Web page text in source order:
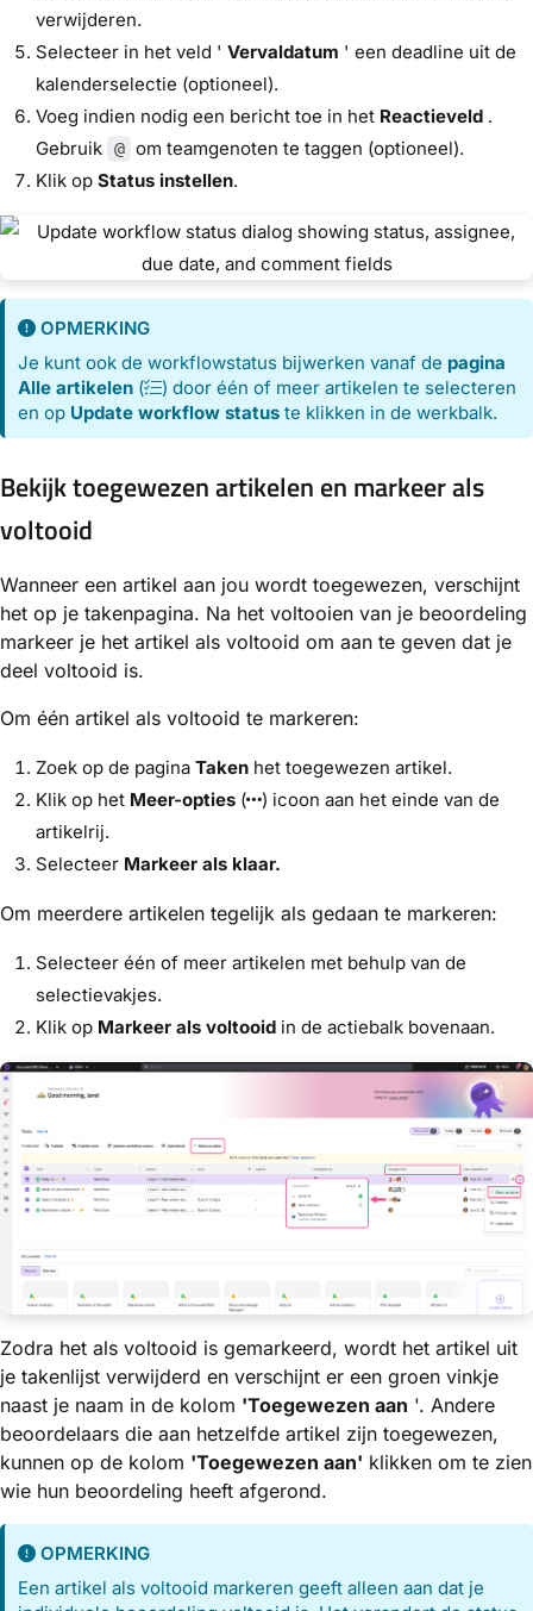
verwijderen.
Selecteer in het veld ' Vervaldatum ' een deadline uit de
kalenderselectie (optioneel).
Voeg indien nodig een bericht toe in het Reactieveld .
Gebruik @ om teamgenoten te taggen (optioneel).
Klik op Status instellen.
OPMERKING
Je kunt ook de workflowstatus bijwerken vanaf de pagina
Alle artikelen (
) door één of meer artikelen te selecteren
en op Update workflow status te klikken in de werkbalk.
Bekijk toegewezen artikelen en markeer als
voltooid
Wanneer een artikel aan jou wordt toegewezen, verschijnt
het op je takenpagina. Na het voltooien van je beoordeling
markeer je het artikel als voltooid om aan te geven dat je
deel voltooid is.
Om één artikel als voltooid te markeren:
Zoek op de pagina Taken het toegewezen artikel.
Klik op het Meer-opties (
) icoon aan het einde van de
artikelrij.
Selecteer Markeer als klaar.
Om meerdere artikelen tegelijk als gedaan te markeren:
Selecteer één of meer artikelen met behulp van de
selectievakjes.
Klik op Markeer als voltooid in de actiebalk bovenaan.
Zodra het als voltooid is gemarkeerd, wordt het artikel uit
je takenlijst verwijderd en verschijnt er een groen vinkje
naast je naam in de kolom 'Toegewezen aan '. Andere
beoordelaars die aan hetzelfde artikel zijn toegewezen,
kunnen op de kolom 'Toegewezen aan' klikken om te zien
wie hun beoordeling heeft afgerond.
OPMERKING
Een artikel als voltooid markeren geeft alleen aan dat je